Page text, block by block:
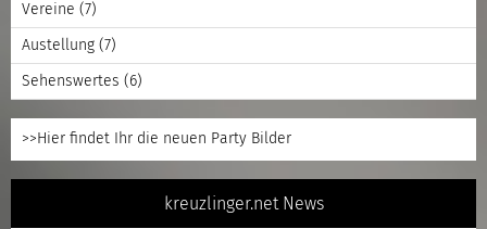
Vereine (7)
Austellung (7)
Sehenswertes (6)
>>Hier findet Ihr die neuen Party Bilder
kreuzlinger.net News